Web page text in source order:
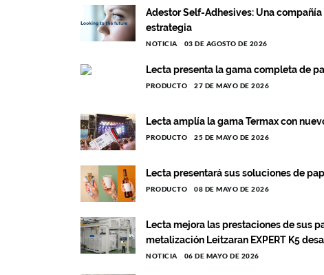
Adestor Self-Adhesives: Una
estrategia
NOTICIA 03 DE AGOSTO DE 2026
Lecta presenta la gama completa de
PRODUCTO 27 DE MAYO DE 2026
Lecta amplía la gama Termax con
PRODUCTO 25 DE MAYO DE 2026
Lecta presentará sus soluciones de
PRODUCTO 08 DE MAYO DE 2026
Lecta mejora las prestaciones de sus
metalización Leitzaran EXPERT K5
NOTICIA 06 DE MAYO DE 2026